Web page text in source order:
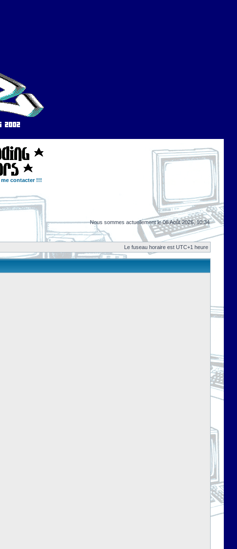
me contacter !!!
Nous sommes actuellement le 08 Août 2026, 10:34
Le fuseau horaire est UTC+1 heure